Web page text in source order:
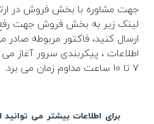
جهت مشاوره با بخش فروش در
لینک زیر به بخش فروش جهت
ارسال کنید، فاکتور مربوطه صادر
اطلاعات ، پیکربندی سرور آغاز
۷ تا ۱۰ ساعت مداوم زمان می برد.
برای اطلاعات بیشتر می